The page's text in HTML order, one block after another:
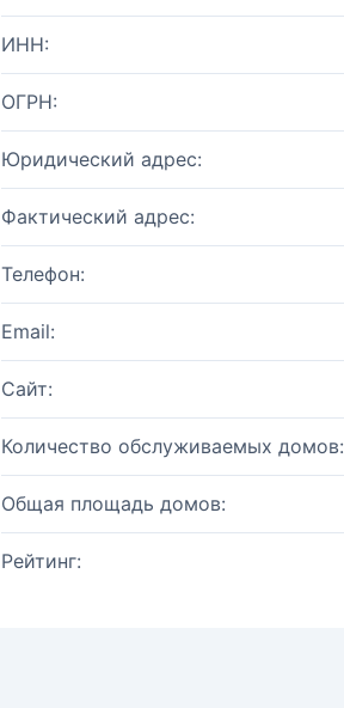
ИНН:
ОГРН:
Юридический адрес:
Фактический адрес:
Телефон:
Email:
Сайт:
Количество обслуживаемых домов:
Общая площадь домов:
Рейтинг: